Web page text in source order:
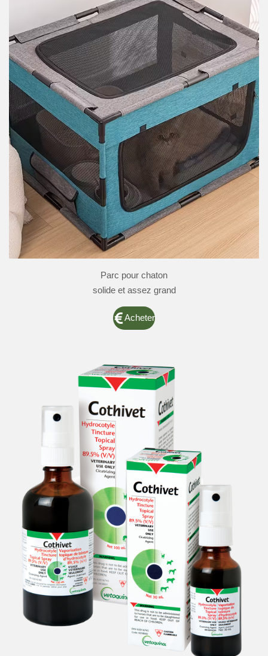
Parc pour chaton
solide et assez grand
Acheter